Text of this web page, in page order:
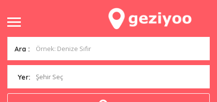
Ara :
Yer: Şehir Seç